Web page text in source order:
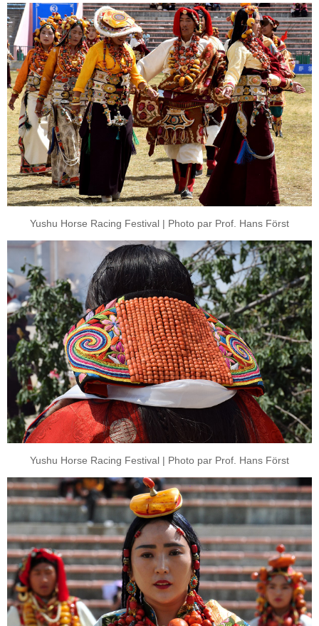
Yushu Horse Racing Festival | Photo par Prof. Hans Först
Yushu Horse Racing Festival | Photo par Prof. Hans Först